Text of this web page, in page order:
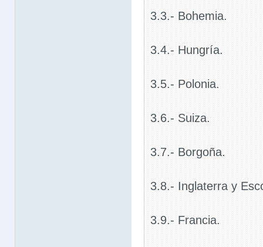
3.3.- Bohemia.
3.4.- Hungría.
3.5.- Polonia.
3.6.- Suiza.
3.7.- Borgoña.
3.8.- Inglaterra y
3.9.- Francia.